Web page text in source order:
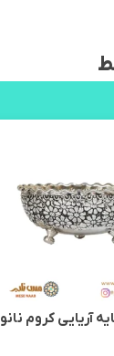
آریایی کروم نانو